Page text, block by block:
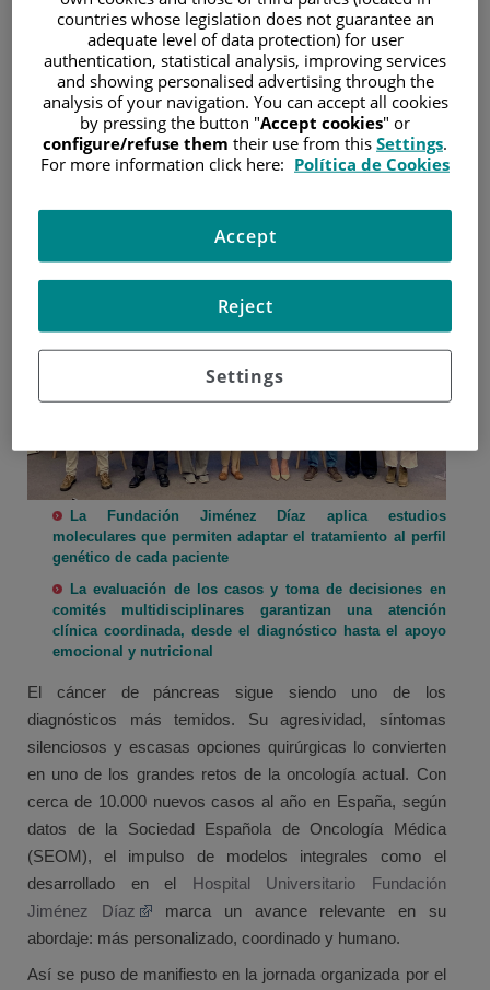
El hospital organiza su I Jornada de cáncer de páncreas
para pacientes para visibilizar los últimos avances en el
abordaje de este tumor y reforzar el acompañamiento
integral a pacientes y familias
28 de mayo de 2025
/ Hospital Universitario Fundación Jiménez Díaz
La Fundación Jiménez Díaz aplica estudios
moleculares que permiten adaptar el tratamiento al perfil
genético de cada paciente
La evaluación de los casos y toma de decisiones en
comités multidisciplinares garantizan una atención
clínica coordinada, desde el diagnóstico hasta el apoyo
emocional y nutricional
El cáncer de páncreas sigue siendo uno de los
diagnósticos más temidos. Su agresividad, síntomas
silenciosos y escasas opciones quirúrgicas lo convierten
en uno de los grandes retos de la oncología actual. Con
cerca de 10.000 nuevos casos al año en España, según
datos de la Sociedad Española de Oncología Médica
(SEOM), el impulso de modelos integrales como el
desarrollado en el Hospital Universitario Fundación
Jiménez Díaz
marca un avance relevante en su
abordaje: más personalizado, coordinado y humano.
Así se puso de manifiesto en la jornada organizada por el
countries whose legislation does not guarantee an
adequate level of data protection) for user
authentication, statistical analysis, improving services
and showing personalised advertising through the
analysis of your navigation. You can accept all cookies
by pressing the button "Accept cookies" or
configure/refuse them their use from this Settings.
For more information click here: Política de Cookies
Settings
Reject
Accept